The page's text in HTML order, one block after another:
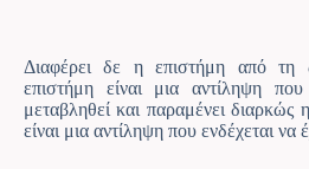
Διαφέρει δε η επιστήμη από τη
επιστήμη είναι μια αντίληψη
μεταβληθεί και παραμένει διαρκώς
είναι μια αντίληψη που ενδέχεται να